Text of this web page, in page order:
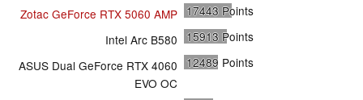
Zotac GeForce RTX 5060 AMP 17443 Points
Intel Arc B580 15913 Points
ASUS Dual GeForce RTX 4060
EVO OC
12489 Points